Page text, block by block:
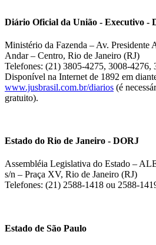
Diário Oficial da União - Executivo -
Ministério da Fazenda – Av. Presidente
Andar – Centro, Rio de Janeiro (RJ)
Telefones: (21) 3805-4275, 3008-4276,
Disponível na Internet de 1892 em
www.jusbrasil.com.br/diarios (é
gratuito).
Estado do Rio de Janeiro - DORJ
Assembléia Legislativa do Estado –
s/n – Praça XV, Rio de Janeiro (RJ)
Telefones: (21) 2588-1418 ou 2588-
Estado de São Paulo